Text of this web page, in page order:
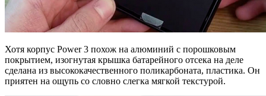
Хотя корпус Power 3 похож на алюминий с порошковым
покрытием, изогнутая крышка батарейного отсека на деле
сделана из высококачественного поликарбоната, пластика. Он
приятен на ощупь со словно слегка мягкой текстурой.